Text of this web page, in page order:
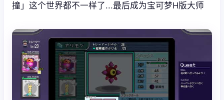
撞」这个世界都不一样了...最后成为宝可梦H版大师